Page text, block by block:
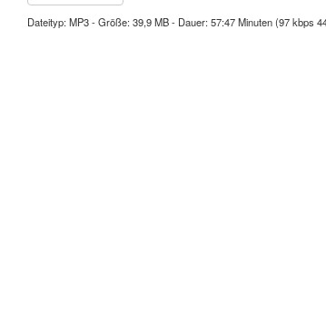
Dateityp: MP3 - Größe: 39,9 MB - Dauer: 57:47 Minuten (97 kbps